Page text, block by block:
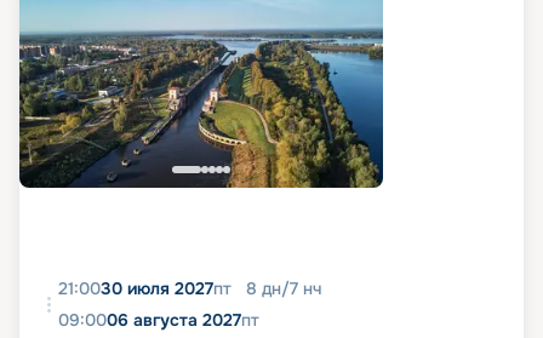
21:0030 июля 2027пт 8 дн/7 нч
09:0006 августа 2027пт